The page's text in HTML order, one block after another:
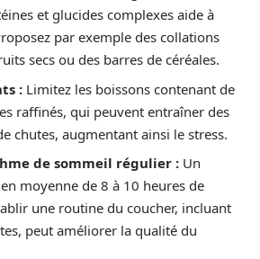
et glucides complexes aide à
par exemple des collations
secs ou des barres de céréales.
: Limitez les boissons contenant de
raffinés, qui peuvent entraîner des
chutes, augmentant ainsi le stress.
de sommeil régulier : Un
moyenne de 8 à 10 heures de
une routine du coucher, incluant
peut améliorer la qualité du